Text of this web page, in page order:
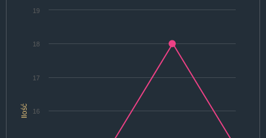
Ilość 16
17
18
19